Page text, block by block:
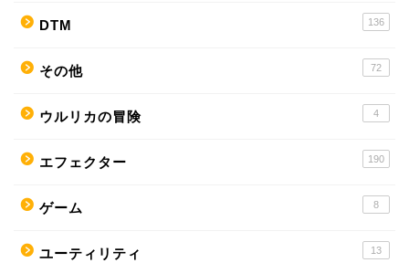
DTM 136
その他 72
ウルリカの冒険 4
エフェクター 190
ゲーム 8
ユーティリティ 13